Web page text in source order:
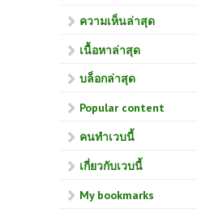
ความเห็นล่าสุด
เนื้อหาล่าสุด
บล็อกล่าสุด
Popular content
คนทำเวบนี้
เกี่ยวกับเวบนี้
My bookmarks